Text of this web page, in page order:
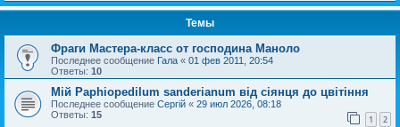
Темы
Фраги Мастера-класс от господина Маноло
Последнее сообщение Гала « 01 фев 2011, 20:54
Ответы: 10
Мій Paphiopedilum sanderianum від сіянця до цвітіння
Последнее сообщение Сергій « 29 июл 2026, 08:18
Ответы: 15 1 2